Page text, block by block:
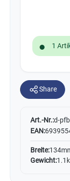
1
Share
Art.-Nr.:d-
EAN:
Breite:
Gewicht: